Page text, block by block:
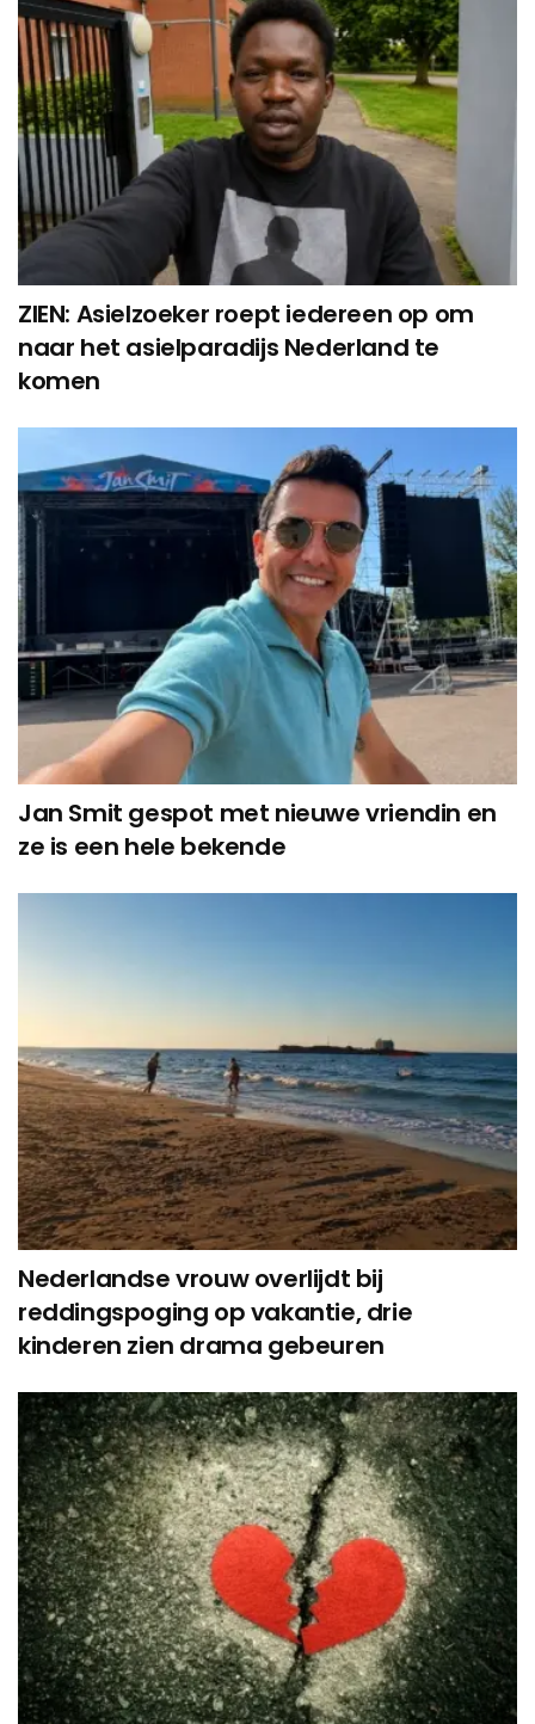
ZIEN: Asielzoeker roept iedereen op om
naar het asielparadijs Nederland te
komen
Jan Smit gespot met nieuwe vriendin en
ze is een hele bekende
Nederlandse vrouw overlijdt bij
reddingspoging op vakantie, drie
kinderen zien drama gebeuren